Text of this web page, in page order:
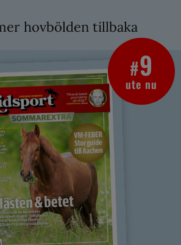
hovbölden tillbaka
#9
ute nu